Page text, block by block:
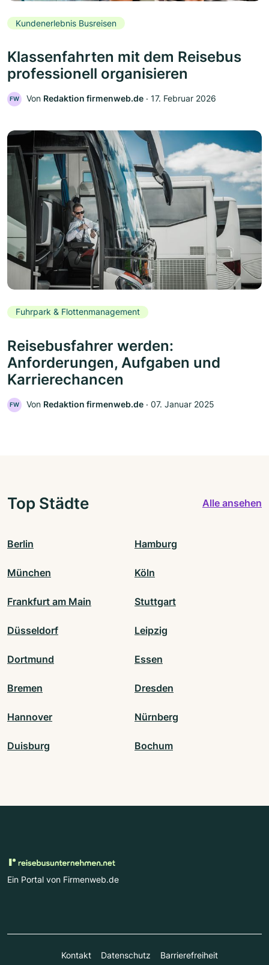
Kundenerlebnis Busreisen
Klassenfahrten mit dem Reisebus
professionell organisieren
FW Von Redaktion firmenweb.de ‧ 17. Februar 2026
Fuhrpark & Flottenmanagement
Reisebusfahrer werden:
Anforderungen, Aufgaben und
Karrierechancen
FW Von Redaktion firmenweb.de ‧ 07. Januar 2025
Top Städte Alle ansehen
Berlin Hamburg
München Köln
Frankfurt am Main Stuttgart
Düsseldorf Leipzig
Dortmund Essen
Bremen Dresden
Hannover Nürnberg
Duisburg Bochum
Ein Portal von Firmenweb.de
Kontakt Datenschutz Barrierefreiheit